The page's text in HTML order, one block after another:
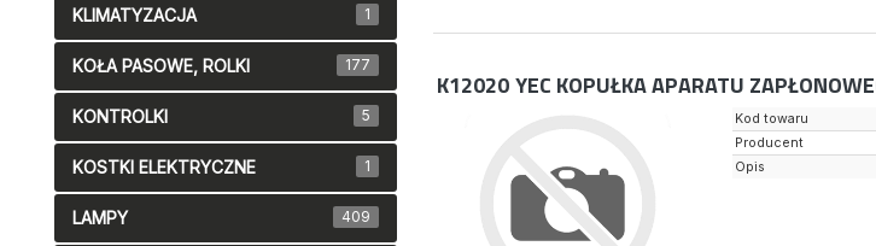
K12020 YEC KOPUŁKA APARATU
Kod towaru
Producent
Opis
KLIMATYZACJA 1
KOŁA PASOWE, ROLKI 177
KONTROLKI 5
KOSTKI ELEKTRYCZNE 1
LAMPY 409